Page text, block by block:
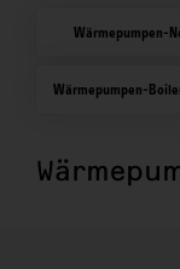
Wärmepumpen-
Wärmepumpen-